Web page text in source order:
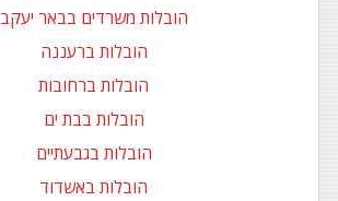
הובלות משרדים בבאר יעקב
הובלות ברעננה
הובלות ברחובות
הובלות בבת ים
הובלות בגבעתיים
הובלות באשדוד